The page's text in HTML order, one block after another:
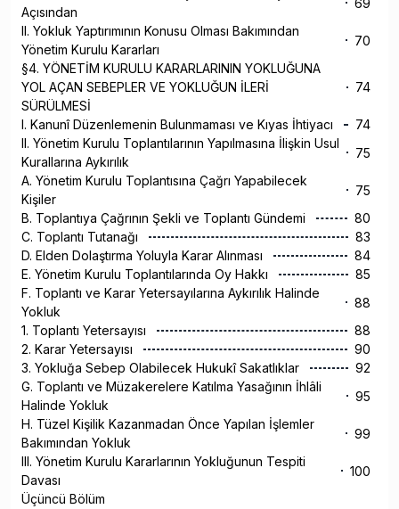
Açısından
69
II. Yokluk Yaptırımının Konusu Olması Bakımından
Yönetim Kurulu Kararları
70
§4. YÖNETİM KURULU KARARLARININ YOKLUĞUNA
YOL AÇAN SEBEPLER VE YOKLUĞUN İLERİ
SÜRÜLMESİ
74
I. Kanunî Düzenlemenin Bulunmaması ve Kıyas İhtiyacı
74
II. Yönetim Kurulu Toplantılarının Yapılmasına İlişkin Usul
Kurallarına Aykırılık
75
A. Yönetim Kurulu Toplantısına Çağrı Yapabilecek
Kişiler
75
B. Toplantıya Çağrının Şekli ve Toplantı Gündemi
80
C. Toplantı Tutanağı
83
D. Elden Dolaştırma Yoluyla Karar Alınması
84
E. Yönetim Kurulu Toplantılarında Oy Hakkı
85
F. Toplantı ve Karar Yetersayılarına Aykırılık Halinde
Yokluk
88
1. Toplantı Yetersayısı
88
2. Karar Yetersayısı
90
3. Yokluğa Sebep Olabilecek Hukukî Sakatlıklar
92
G. Toplantı ve Müzakerelere Katılma Yasağının İhlâli
Halinde Yokluk
95
H. Tüzel Kişilik Kazanmadan Önce Yapılan İşlemler
Bakımından Yokluk
99
III. Yönetim Kurulu Kararlarının Yokluğunun Tespiti
Davası
100
Üçüncü Bölüm